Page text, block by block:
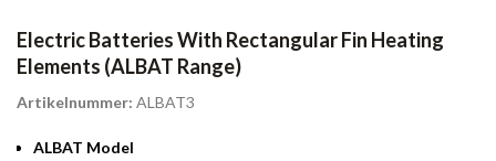
Electric Batteries With Rectangular Fin Heating
Elements (ALBAT Range)
Artikelnummer: ALBAT3
ALBAT Model